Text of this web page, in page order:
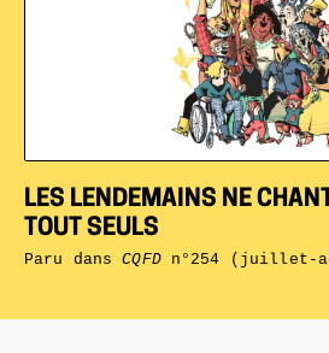
LES LENDEMAINS NE
TOUT SEULS
Paru dansCQFDn°254 (juillet-